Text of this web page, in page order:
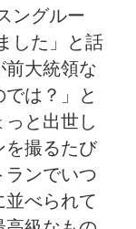
ングルー
した」と話
前大統領な
は？」と
と出世し
を撮るたび
ランでいつ
並べられて